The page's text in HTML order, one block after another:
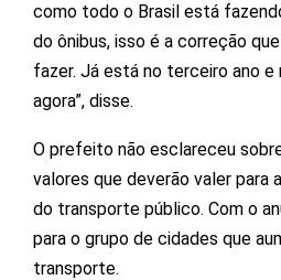
como todo o Brasil está
do ônibus, isso é a correção
fazer. Já está no terceiro ano e
agora”, disse.
O prefeito não esclareceu
valores que deverão valer para
do transporte público. Com o
para o grupo de cidades que
transporte.